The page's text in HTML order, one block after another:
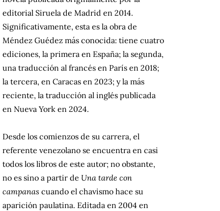
editorial Siruela de Madrid en 2014.
Significativamente, esta es la obra de
Méndez Guédez más conocida: tiene cuatro
ediciones, la primera en España; la segunda,
una traducción al francés en París en 2018;
la tercera, en Caracas en 2023; y la más
reciente, la traducción al inglés publicada
en Nueva York en 2024.
Desde los comienzos de su carrera, el
referente venezolano se encuentra en casi
todos los libros de este autor; no obstante,
no es sino a partir de Una tarde con
campanas cuando el chavismo hace su
aparición paulatina. Editada en 2004 en